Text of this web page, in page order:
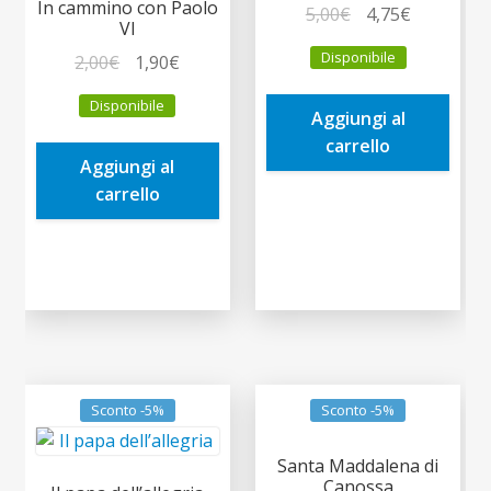
In cammino con Paolo
VI
2,00€
prezzo
originale
era:
2,00€.
1,90€
è:
Disponibile
Aggiungi al
carrello
5,00€
prezzo
originale
era:
5,00€.
4,75€Il
è:
Disponibile
Aggiungi al
carrello
Sconto -5% Sconto -5%
Santa Maddalena di